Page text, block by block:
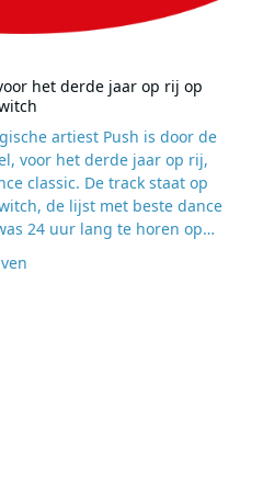
het derde jaar op rij op
artiest Push is door de
voor het derde jaar op rij,
classic. De track staat op
de lijst met beste dance
24 uur lang te horen op
vanavond was het de beurt